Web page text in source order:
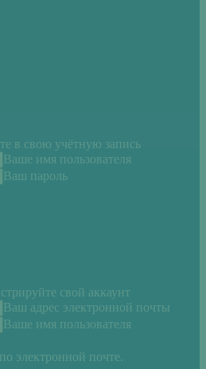
в свою учётную запись
Ваше имя пользователя
Ваш пароль
свой аккаунт
Ваш адрес электронной почты
Ваше имя пользователя
электронной почте.